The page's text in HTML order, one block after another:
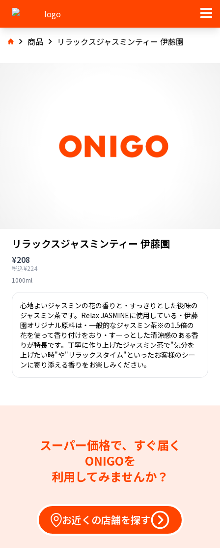
商品 リラックスジャスミンティー 伊藤園
リラックスジャスミンティー 伊藤園
¥208
税込¥224
1000ml
心地よいジャスミンの花の香りと・すっきりとした後味の
ジャスミン茶です。Relax JASMINEに使用している・伊藤
園オリジナル原料は・一般的なジャスミン茶※の1.5倍の
花を使って香り付けをおり・すーっとした清涼感のある香
りが特長です。丁寧に作り上げたジャスミン茶で"気分を
上げたい時"や"リラックスタイム"といったお客様のシー
ンに寄り添える香りをお楽しみください。
スーパー価格で、すぐ届く
ONIGOを
利用してみませんか？
お近くの店舗を探す